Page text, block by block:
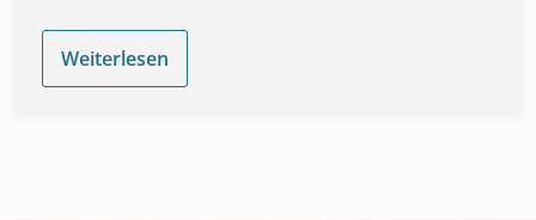
Weiterlesen